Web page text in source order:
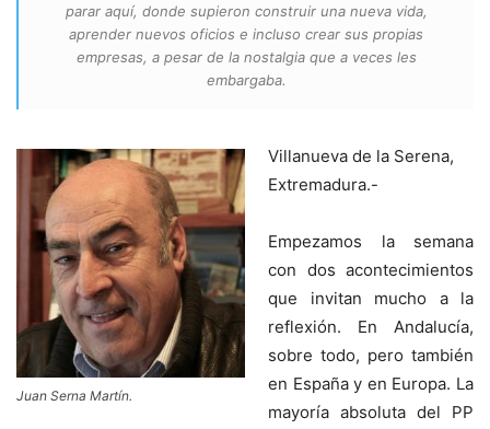
parar aquí, donde supieron construir una nueva vida,
aprender nuevos oficios e incluso crear sus propias
empresas, a pesar de la nostalgia que a veces les
embargaba.
Juan Serna Martín.
Villanueva de la Serena,
Extremadura.-
Empezamos la semana
con dos acontecimientos
que invitan mucho a la
reflexión. En Andalucía,
sobre todo, pero también
en España y en Europa. La
mayoría absoluta del PP